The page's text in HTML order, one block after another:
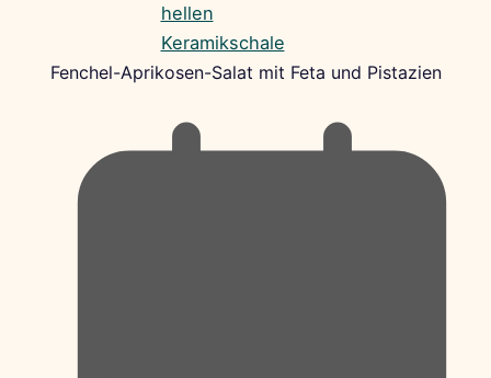
Fenchel-Aprikosen-Salat mit Feta und Pistazien